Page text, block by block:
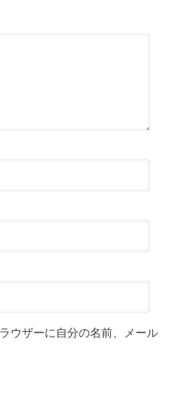
ウザーに自分の名前、メール